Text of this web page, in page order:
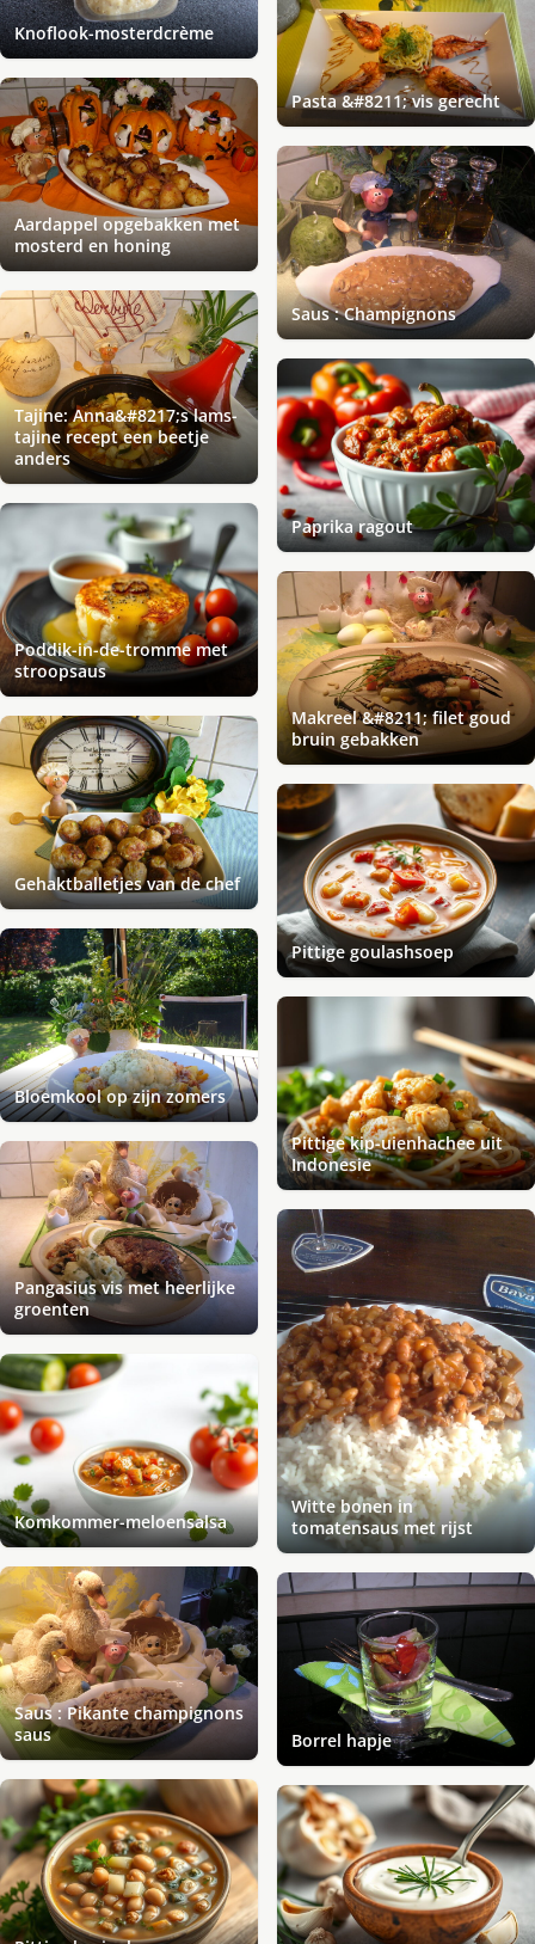
Knoflook-mosterdcrème
Pasta &#8211; vis gerecht
Aardappel opgebakken met
mosterd en honing
Saus : Champignons
Tajine: Anna&#8217;s lams-
tajine recept een beetje
anders
Paprika ragout
Poddik-in-de-tromme met
stroopsaus
Makreel &#8211; filet goud
bruin gebakken
Gehaktballetjes van de chef
Pittige goulashsoep
Bloemkool op zijn zomers
Pittige kip-uienhachee uit
Indonesie
Pangasius vis met heerlijke
groenten
Witte bonen in
tomatensaus met rijst
Komkommer-meloensalsa
Saus : Pikante champignons
saus
Borrel hapje